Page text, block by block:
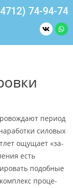
74-94-74
период
силовых
ощу­ща­ет «за­
есть
подобные
про­це­